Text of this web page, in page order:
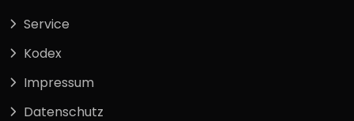
Service
Kodex
Impressum
Datenschutz